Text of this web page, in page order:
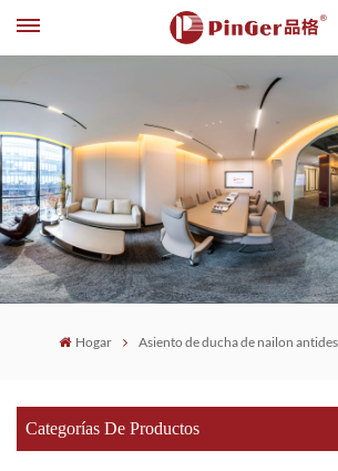
Hogar Asiento de ducha de nailon
Categorías De Productos